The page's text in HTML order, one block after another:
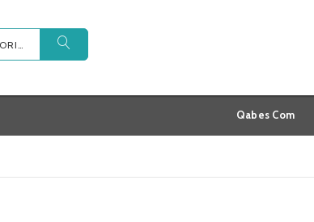
TOUTES CATÉGORIES
Qabes Com